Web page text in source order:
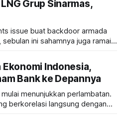
Grup Sinarmas,
issue buat backdoor armada
ini sahamnya juga ramai
Indonesia,
Bank ke Depannya
menunjukkan perlambatan.
berkorelasi langsung dengan